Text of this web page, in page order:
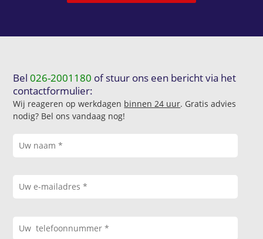
Bel026-2001180 of stuur ons een bericht via het
contactformulier:
Wij reageren op werkdagen binnen 24 uur. Gratis advies
nodig? Bel ons vandaag nog!